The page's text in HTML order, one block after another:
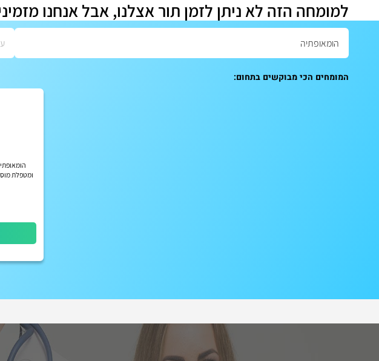
למומחה הזה לא ניתן לזמן תור אצלנו, אבל אנחנו
המומחים הכי מבוקשים בתחום:
ומטפלת